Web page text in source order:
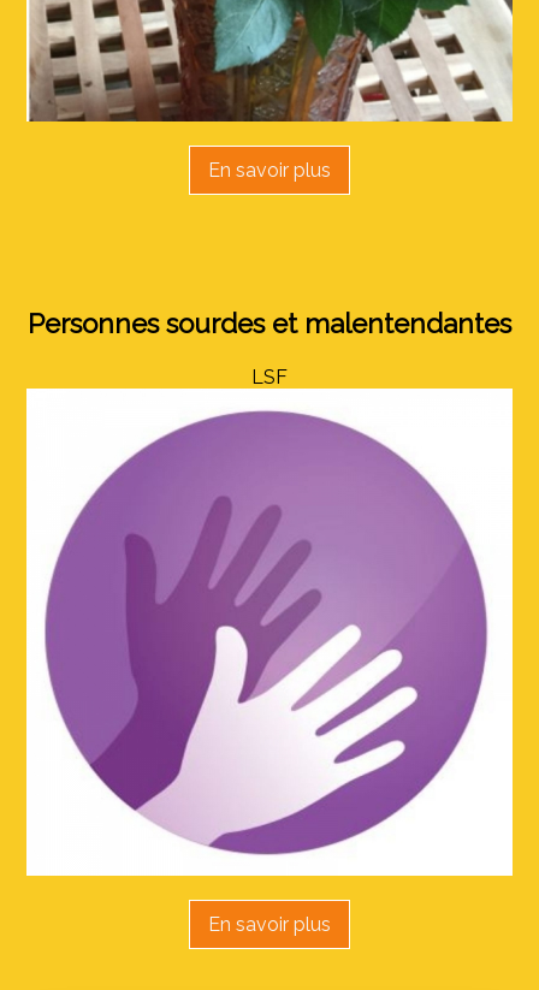
En savoir plus
Personnes sourdes et malentendantes
LSF
En savoir plus